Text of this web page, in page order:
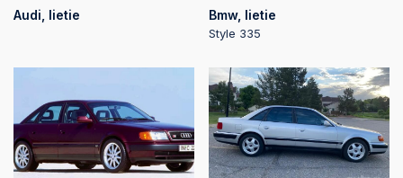
Audi, lietie Bmw, lietie
Style 335